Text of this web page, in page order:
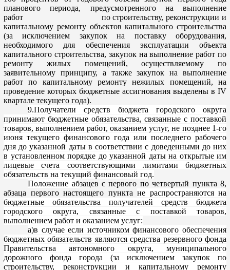
планового периода, предусмотренного на выполнение
работ по строительству, реконструкции и
капитальному ремонту объектов капитального строительства
(за исключением закупок на поставку оборудования,
необходимого для обеспечения эксплуатации объекта
капитального строительства, закупок на выполнение работ по
ремонту жилых помещений, осуществляемому по
заявительному принципу, а также закупок на выполнение
работ по капитальному ремонту нежилых помещений, на
проведение которых бюджетные ассигнования выделены в IV
квартале текущего года).
9.Получатели средств бюджета городского округа
принимают бюджетные обязательства, связанные с поставкой
товаров, выполнением работ, оказанием услуг, не позднее 1-го
июня текущего финансового года или последнего рабочего
дня до указанной даты в соответствии с доведенными до них
в установленном порядке до указанной даты на открытые им
лицевые счета соответствующими лимитами бюджетных
обязательств на текущий финансовый год.
Положение абзацев с первого по четвертый пункта 8,
абзаца первого настоящего пункта не распространяются на
бюджетные обязательства получателей средств бюджета
городского округа, связанные с поставкой товаров,
выполнением работ и оказанием услуг:
а)в случаеесли источником финансового обеспечения
бюджетных обязательств являются средства резервного фонда
Правительства автономного округа, муниципального
дорожного фонда города (за исключением закупок по
строительству, реконструкции и капитальному ремонту